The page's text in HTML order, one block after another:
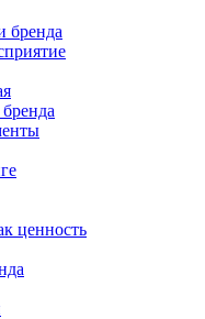
бренда
ценность